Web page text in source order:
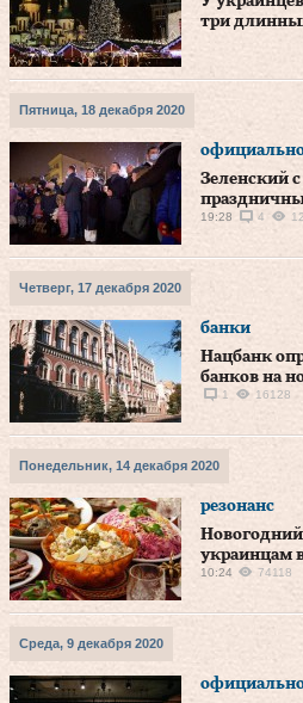
три
Пятница, 18 декабря 2020
Зеленский
19:28 4
Четверг, 17 декабря 2020
банки
Нацбанк
банков на
1
16128
Понедельник, 14 декабря 2020
резонанс
Новогодний
украинцам
10:24 74118
Среда, 9 декабря 2020